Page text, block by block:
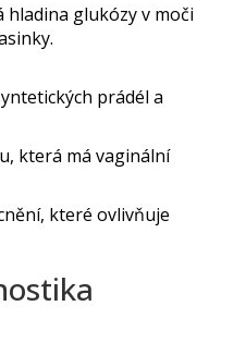
hladina glukózy v moči
prádél a
která má vaginální
které ovlivňuje